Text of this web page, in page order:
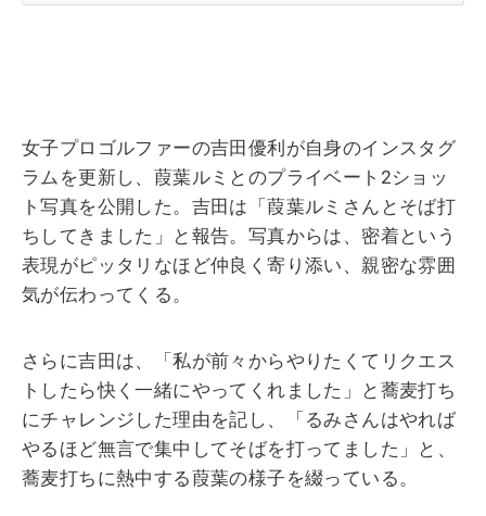
女子プロゴルファーの吉田優利が自身のインスタグ
ラムを更新し、葭葉ルミとのプライベート2ショッ
ト写真を公開した。吉田は「葭葉ルミさんとそば打
ちしてきました」と報告。写真からは、密着という
表現がピッタリなほど仲良く寄り添い、親密な雰囲
気が伝わってくる。
さらに吉田は、「私が前々からやりたくてリクエス
トしたら快く一緒にやってくれました」と蕎麦打ち
にチャレンジした理由を記し、「るみさんはやれば
やるほど無言で集中してそばを打ってました」と、
蕎麦打ちに熱中する葭葉の様子を綴っている。